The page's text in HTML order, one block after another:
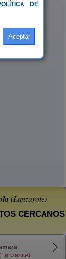
(Lanzarote)
CERCANOS
DE